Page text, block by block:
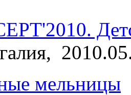
мельницы